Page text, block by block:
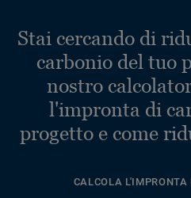
Stai cercando di
carbonio del tuo
nostro
l'impronta di
progetto e come
CALCOLA L'IMPRONTA